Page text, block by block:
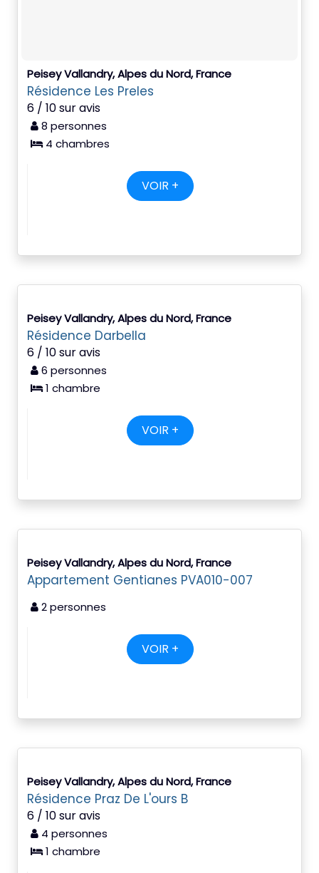
Peisey Vallandry, Alpes du Nord, France
Résidence Les Preles
6 / 10 sur avis
8 personnes
4 chambres
VOIR +
Peisey Vallandry, Alpes du Nord, France
Résidence Darbella
6 / 10 sur avis
6 personnes
1 chambre
VOIR +
Peisey Vallandry, Alpes du Nord, France
Appartement Gentianes PVA010-007
2 personnes
VOIR +
Peisey Vallandry, Alpes du Nord, France
Résidence Praz De L'ours B
6 / 10 sur avis
4 personnes
1 chambre